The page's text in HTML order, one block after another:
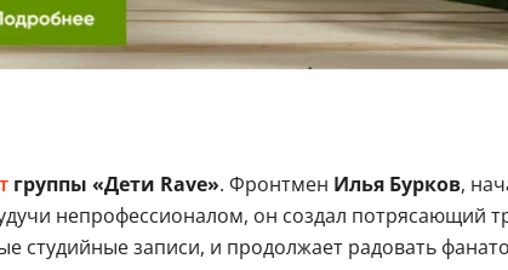
группы «Дети Rave». Фронтмен Илья Бурков,
непрофессионалом, он создал потрясающий
записи, и продолжает радовать